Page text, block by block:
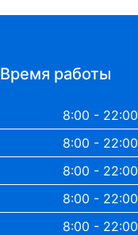
Время работы
8:00 - 22:00
8:00 - 22:00
8:00 - 22:00
8:00 - 22:00
8:00 - 22:00